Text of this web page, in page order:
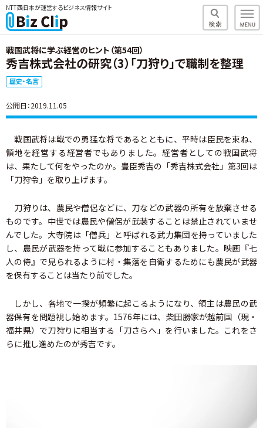
NTT西日本が運営するビジネス情報サイト
戦国武将に学ぶ経営のヒント（第54回）
秀吉株式会社の研究（3）「刀狩り」で職制を整理
歴史・名言
公開日：2019.11.05
戦国武将は戦での勇猛な将であるとともに、平時は臣民を束ね、
領地を経営する経営者でもありました。経営者としての戦国武将
は、果たして何をやったのか。豊臣秀吉の「秀吉株式会社」第3回は
「刀狩令」を取り上げます。
刀狩りは、農民や僧侶などに、刀などの武器の所有を放棄させる
ものです。中世では農民や僧侶が武装することは禁止されていませ
んでした。大寺院は「僧兵」と呼ばれる武力集団を持っていました
し、農民が武器を持って戦に参加することもありました。映画『七
人の侍』で見られるように村・集落を自衛するためにも農民が武器
を保有することは当たり前でした。
しかし、各地で一揆が頻繁に起こるようになり、領主は農民の武
器保有を問題視し始めます。1576年には、柴田勝家が越前国（現・
福井県）で刀狩りに相当する「刀さらへ」を行いました。これをさ
らに推し進めたのが秀吉です。